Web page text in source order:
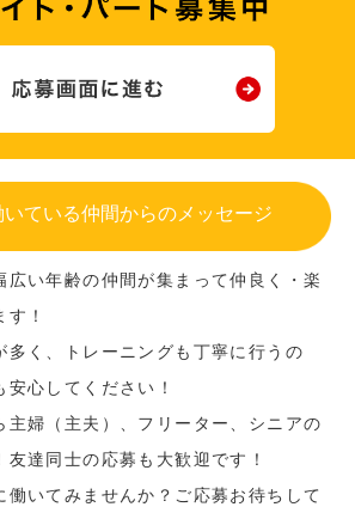
いている仲間からのメッセージ
広い年齢の仲間が集まって仲良く・楽
！
多く、トレーニングも丁寧に行うの
心してください！
主婦（主夫）、フリーター、シニアの
達同士の応募も大歓迎です！
働いてみませんか？ご応募お待ちして